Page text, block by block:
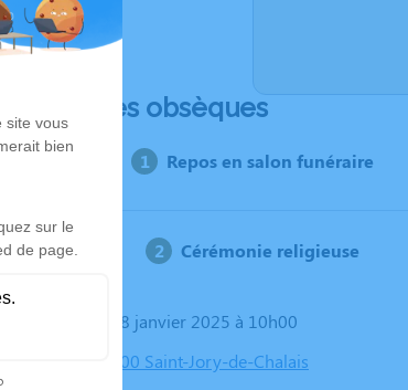
Déroulé des obsèques
Repos en salon funéraire
Cérémonie religieuse
Le mardi 28 janvier 2025 à 10h00
Église, 24800 Saint-Jory-de-Chalais